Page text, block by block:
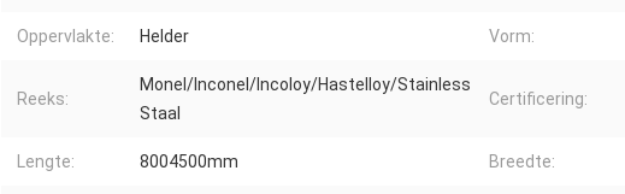
Oppervlakte: Helder Vorm:
Reeks:
Monel/Inconel/Incoloy/Hastelloy/Stainless
Staal
Certificering:
Lengte: 8004500mm Breedte: